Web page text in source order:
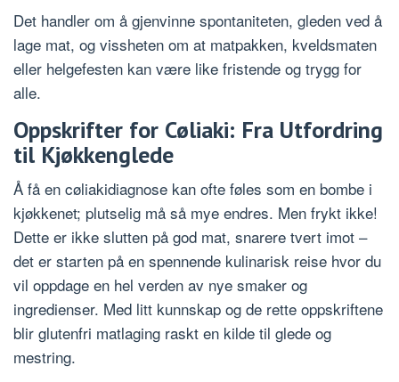
Det handler om å gjenvinne spontaniteten, gleden ved å
lage mat, og vissheten om at matpakken, kveldsmaten
eller helgefesten kan være like fristende og trygg for
alle.
Oppskrifter for Cøliaki: Fra Utfordring
til Kjøkkenglede
Å få en cøliakidiagnose kan ofte føles som en bombe i
kjøkkenet; plutselig må så mye endres. Men frykt ikke!
Dette er ikke slutten på god mat, snarere tvert imot –
det er starten på en spennende kulinarisk reise hvor du
vil oppdage en hel verden av nye smaker og
ingredienser. Med litt kunnskap og de rette oppskriftene
blir glutenfri matlaging raskt en kilde til glede og
mestring.